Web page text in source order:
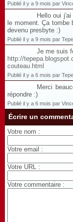
Publié il y a 9 mois par
Hello oui
le moment. Ça
devenu presbyte :)
Publié il y a 9 mois par
Je me suis
http://
couteau.html
Publié il y a 6 mois par
Merci
répondre :)
Publié il y a 6 mois par
Écrire un
Votre nom :
Votre email :
Votre URL :
Votre commentaire :